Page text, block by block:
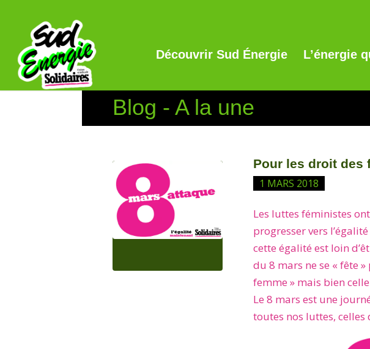
Découvrir Sud Énergie L’énergie
Blog - A la une
Pour les droit des
1 MARS 2018
Les luttes féministes
progresser vers
cette égalité est loin
du 8 mars ne se « fête
femme » mais bien
Le 8 mars est une
toutes nos luttes, celles